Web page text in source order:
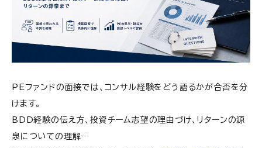
PEファンドの面接では、コンサル経験をどう語るかが合否を分
けます。
BDD経験の伝え方、投資チーム志望の理由づけ、リターンの源
泉についての理解…